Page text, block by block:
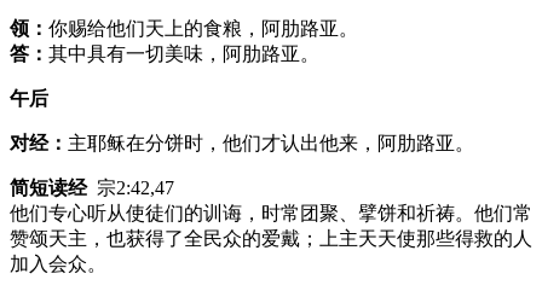
领： 你赐给他们天上的食粮，阿肋路亚。
答： 其中具有一切美味，阿肋路亚。
午后
对经： 主耶稣在分饼时，他们才认出他来，阿肋路亚。
简短读经宗2:42,47
他们专心听从使徒们的训诲，时常团聚、擘饼和祈祷。他们常
赞颂天主，也获得了全民众的爱戴；上主天天使那些得救的人
加入会众。